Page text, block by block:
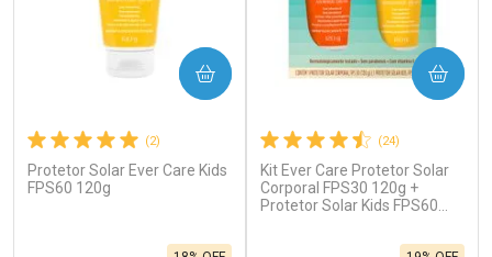
(2)
Protetor Solar Ever Care Kids
FPS60 120g
COMPRAR
(24)
Kit Ever Care Protetor Solar
Corporal FPS30 120g +
Protetor Solar Kids FPS60
COMPRAR